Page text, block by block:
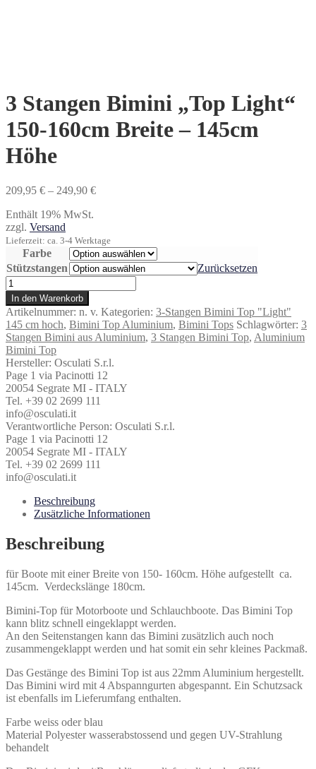
3 Stangen Bimini „Top Light“
150-160cm Breite – 145cm
Höhe
209,95 € – 249,90 €Preisspanne:
Enthält 19% MwSt.
zzgl. Versand
Lieferzeit: ca. 3-4 Werktage
Farbe
Stützstangen
Zurücksetzen
3
Stangen
Bimini
"Top
Light"
150-
160cm
Breite
-
145cm
Höhe
Menge
In den Warenkorb
Artikelnummer: n. v. Kategorien: 3-Stangen Bimini Top "Light"
145 cm hoch, Bimini Top Aluminium, Bimini Tops Schlagwörter: 3
Stangen Bimini aus Aluminium, 3 Stangen Bimini Top, Aluminium
Bimini Top
Hersteller: Osculati S.r.l.
Page 1 via Pacinotti 12
20054 Segrate MI - ITALY
Tel. +39 02 2699 111
info@osculati.it
Verantwortliche Person: Osculati S.r.l.
Page 1 via Pacinotti 12
20054 Segrate MI - ITALY
Tel. +39 02 2699 111
info@osculati.it
Beschreibung
Zusätzliche Informationen
Beschreibung
für Boote mit einer Breite von 150- 160cm. Höhe aufgestellt ca.
145cm. Verdeckslänge 180cm.
Bimini-Top für Motorboote und Schlauchboote. Das Bimini Top
kann blitz schnell eingeklappt werden.
An den Seitenstangen kann das Bimini zusätzlich auch noch
zusammengeklappt werden und hat somit ein sehr kleines Packmaß.
Das Gestänge des Bimini Top ist aus 22mm Aluminium hergestellt.
Das Bimini wird mit 4 Abspanngurten abgespannt. Ein Schutzsack
ist ebenfalls im Lieferumfang enthalten.
Farbe weiss oder blau
Material Polyester wasserabstossend und gegen UV-Strahlung
behandelt